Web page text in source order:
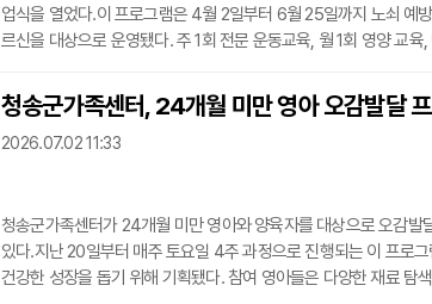
업식을 열었다.이 프로그램은 4월 2일부터 6월 25일까지 노쇠 예
르신을 대상으로 운영됐다. 주 1회 전문 운동교육, 월 1회 영양 교
건강군이 17.9%에서 28.2%로 늘고 전 노쇠군이 82.1%에서
큰 개선 효과가 나타났으며, 혈압·BMI(체질량지수)·인지기능·혈당
신들
청송군가족센터, 24개월 미만 영아 오감발달
2026.07.02 11:33
청송군가족센터가 24개월 미만 영아와 양육자를 대상으로 오감발
있다.지난 20일부터 매주 토요일 4주 과정으로 진행되는 이 프로
건강한 성장을 돕기 위해 기획됐다. 참여 영아들은 다양한 재료 탐